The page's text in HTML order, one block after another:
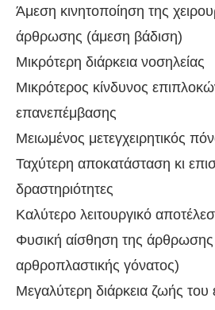
Άμεση κινητοποίηση της
άρθρωσης (άμεση βάδιση)
Mικρότερη διάρκεια νοσηλείας
Μικρότερος κίνδυνος
επανεπέμβασης
Μειωμένος μετεγχειρητικός
Ταχύτερη αποκατάσταση κι
δραστηριότητες
Καλύτερο λειτουργικό
Φυσική αίσθηση της
αρθροπλαστικής γόνατος)
Mεγαλύτερη διάρκεια ζωής